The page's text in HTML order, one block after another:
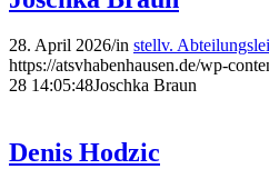
28. April 2026/in stellv.
https://atsvhabenhausen.de/wp-
28 14:05:48Joschka Braun
Denis Hodzic